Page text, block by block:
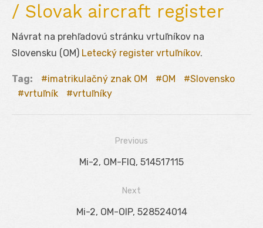
/ Slovak aircraft register
Návrat na prehľadovú stránku vrtuľníkov na
Slovensku (OM) Letecký register vrtuľníkov.
Tag: imatrikulačný znak OM OM
Slovensko
vrtuľník
vrtuľníky
Navigácia
Previous
Previous
Mi-2, OM-FIQ, 514517115
Next
Next
Mi-2, OM-OIP, 528524014